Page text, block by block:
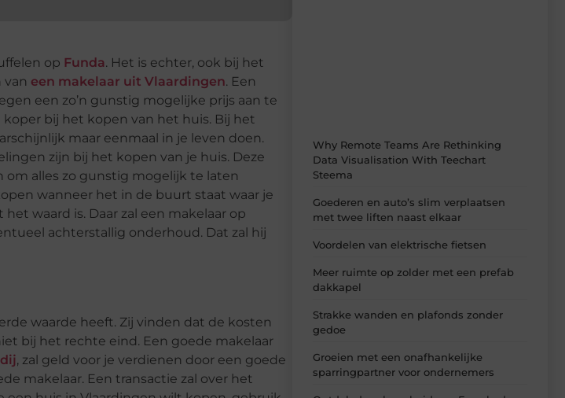
op Funda. Het is echter, ook bij het
van een makelaar uit Vlaardingen. Een
een zo’n gunstig mogelijke prijs aan te
koper bij het kopen van het huis. Bij het
maar eenmaal in je leven doen.
zijn bij het kopen van je huis. Deze
om alles zo gunstig mogelijk te laten
wanneer het in de buurt staat waar je
waard is. Daar zal een makelaar op
achterstallig onderhoud. Dat zal hij
waarde heeft. Zij vinden dat de kosten
bij het rechte eind. Een goede makelaar
, zal geld voor je verdienen door een goede
makelaar. Een transactie zal over het
Why Remote Teams Are Rethinking
Data Visualisation With Teechart
Steema
Goederen en auto’s slim verplaatsen
met twee liften naast elkaar
Voordelen van elektrische fietsen
Meer ruimte op zolder met een prefab
dakkapel
Strakke wanden en plafonds zonder
gedoe
Groeien met een onafhankelijke
sparringpartner voor ondernemers